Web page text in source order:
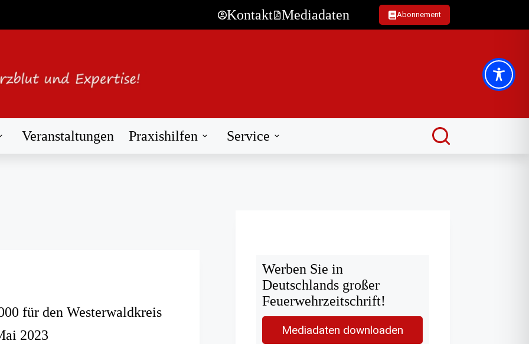
Kontakt Mediadaten Abonnement
Veranstaltungen Praxishilfen Service
für den Westerwaldkreis
2023
Werben Sie in
Deutschlands großer
Feuerwehrzeitschrift!
Mediadaten downloaden